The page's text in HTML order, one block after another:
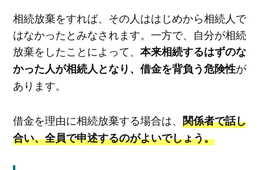
相続放棄をすれば、その人ははじめから相続人で
はなかったとみなされます。一方で、自分が相続
放棄をしたことによって、 本来相続するはずのな
かった人が相続人となり、借金を背負う危険性が
あります。
借金を理由に相続放棄する場合は、 関係者で話し
合い、全員で申述するのがよいでしょう。